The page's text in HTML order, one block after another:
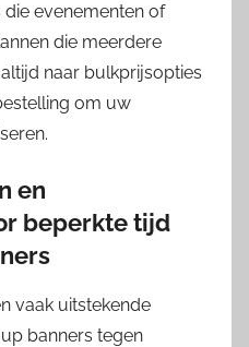
evenementen of
die meerdere
naar bulkprijsopties
om uw
en
beperkte tijd
vaak uitstekende
banners tegen